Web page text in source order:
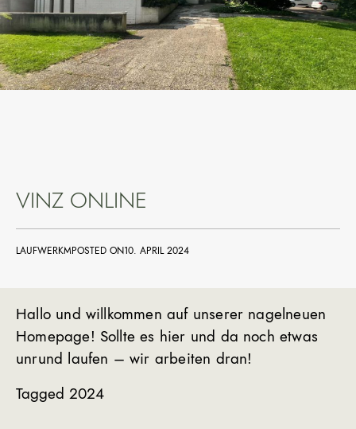
VINZ ONLINE
LAUFWERKMPOSTED ON10. APRIL 2024
Hallo und willkommen auf unserer nagelneuen
Homepage! Sollte es hier und da noch etwas
unrund laufen – wir arbeiten dran!
Tagged 2024